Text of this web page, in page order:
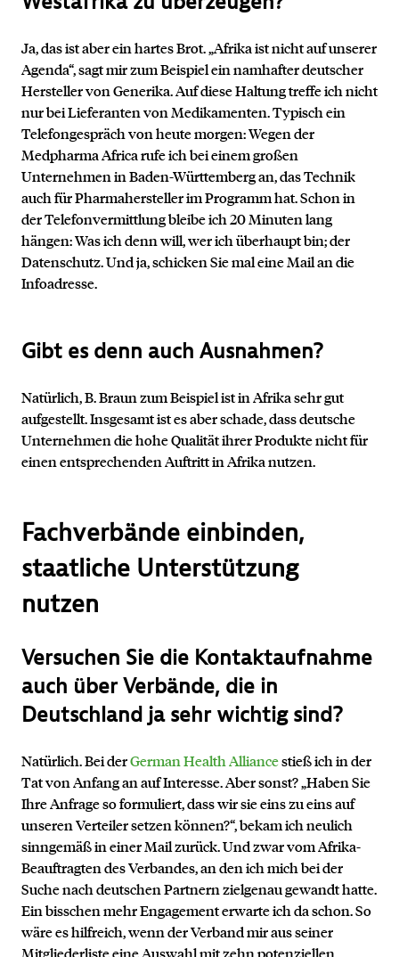
Ja, das ist aber ein hartes Brot.„Afrika ist nicht auf unserer
Agenda“, sagt mir zum Beispiel ein namhafter deutscher
Hersteller von Generika. Auf diese Haltung treffe ich nicht
nur beiLieferanten von Medikamenten. Typisch ein
Telefongespräch von heute morgen: Wegen der
Medpharma Africa rufe ich bei einem großen
Unternehmen in Baden-Württemberg an, das Technik
auch für Pharmahersteller im Programm hat. Schon in
der Telefonvermittlung bleibe ich 20 Minuten lang
hängen: Was ich denn will, wer ich überhaupt bin; der
Datenschutz. Und ja, schicken Sie mal eine Mail an die
Infoadresse.
Gibt es denn auch Ausnahmen?
Natürlich, B. Braun zum Beispiel ist in Afrika sehr gut
aufgestellt. Insgesamt ist es aber schade, dass deutsche
Unternehmen die hohe Qualität ihrer Produkte nicht für
einen entsprechenden Auftritt in Afrika nutzen.
Fachverbände einbinden,
staatliche Unterstützung
nutzen
Versuchen Sie die Kontaktaufnahme
auch über Verbände, die in
Deutschland ja sehr wichtig sind?
Natürlich. Bei derGerman Health Alliancestieß ich in der
Tat von Anfang an auf Interesse. Aber sonst? „Haben Sie
Ihre Anfrage so formuliert, dass wir sie eins zu eins auf
unseren Verteiler setzen können?“, bekam ich neulich
sinngemäß in einer Mail zurück. Und zwar vom Afrika-
Beauftragten des Verbandes, an den ich mich bei der
Suche nach deutschen Partnern zielgenau gewandt hatte.
Ein bisschen mehr Engagement erwarte ich da schon. So
wäre es hilfreich, wenn der Verband mir aus seiner